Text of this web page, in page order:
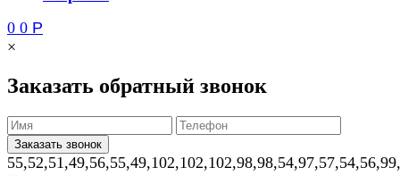
0 0 Р
×
Заказать обратный звонок